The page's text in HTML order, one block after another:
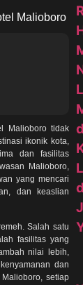
Malioboro
Malioboro tidak
ikonik kota,
dan fasilitas
Malioboro,
yang mencari
dan keaslian
Salah satu
fasilitas yang
nilai lebih,
dan
setiap